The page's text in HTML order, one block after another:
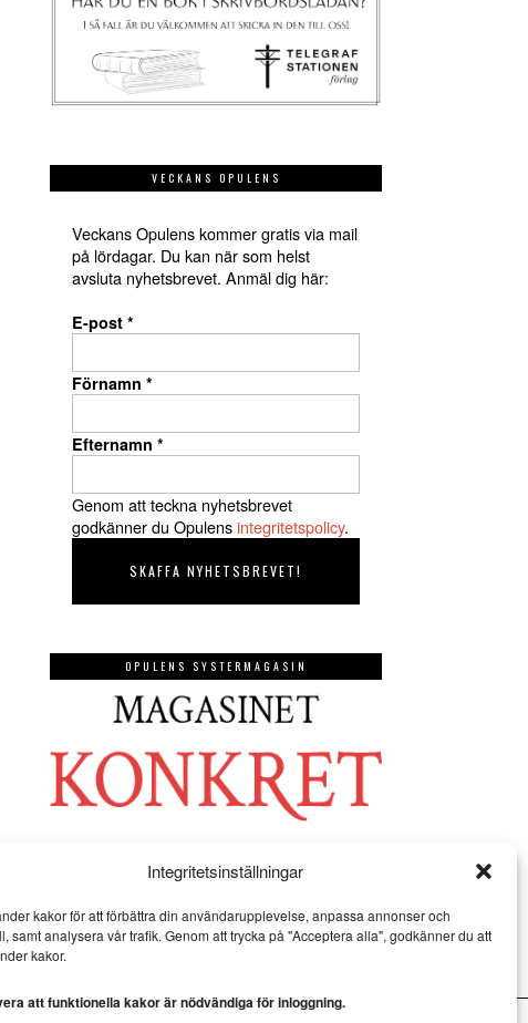
Integritetsinställningar
kakor för att förbättra din användarupplevelse, anpassa annonser och
samt analysera vår trafik. Genom att trycka på "Acceptera alla", godkänner du att
kakor.
att funktionella kakor är nödvändiga för inloggning.
VECKANS OPULENS
Veckans Opulens kommer gratis via mail
på lördagar. Du kan när som helst
avsluta nyhetsbrevet. Anmäl dig här:
E-post *
Förnamn *
Efternamn *
Genom att teckna nyhetsbrevet
godkänner du Opulensintegritetspolicy.
OPULENS SYSTERMAGASIN